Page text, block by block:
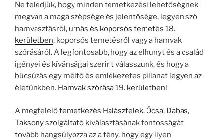
Ne feledjük, hogy minden temetkezési lehetőségnek
megvan a maga szépsége és jelentősége, legyen szó
hamvasztásról, urnás és koporsós temetés 18.
kerületben, koporsós temetésről vagy a hamvak
szórásáról. A legfontosabb, hogy az elhunyt és a család
igényei és kívánságai szerint válasszunk, és hogy a
búcsúzás egy méltó és emlékezetes pillanat legyen az
életünkben. Hamvak szórása 19. kerületben!
A megfelelőtemetkezés Halásztelek, Ócsa, Dabas,
Taksonyszolgáltató kiválasztásának fontosságát
tovább hangsúlyozza az a tény, hogy egy ilyen